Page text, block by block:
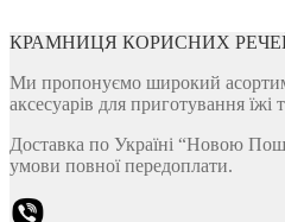
КРАМНИЦЯ КОРИСНИХ
Ми пропонуємо широкий
аксесуарів для приготування їжі
Доставка по Україні “Новою
умови повної передоплати.